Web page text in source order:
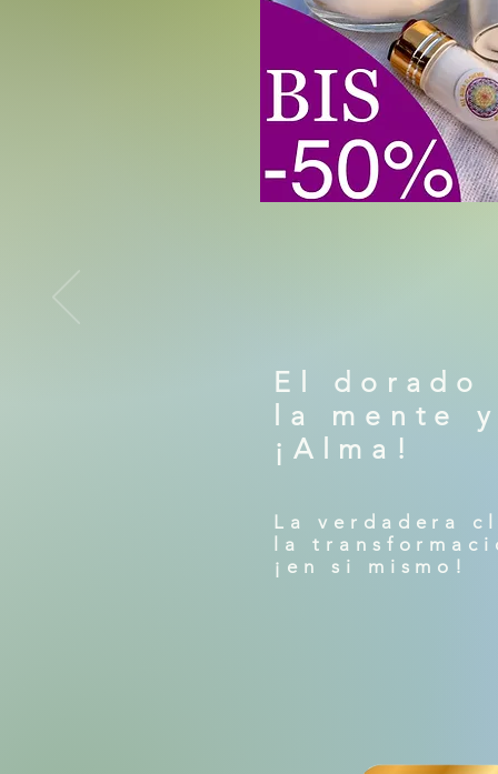
El dorado
la mente
¡Alma!
La verdadera
la
¡en si mismo!